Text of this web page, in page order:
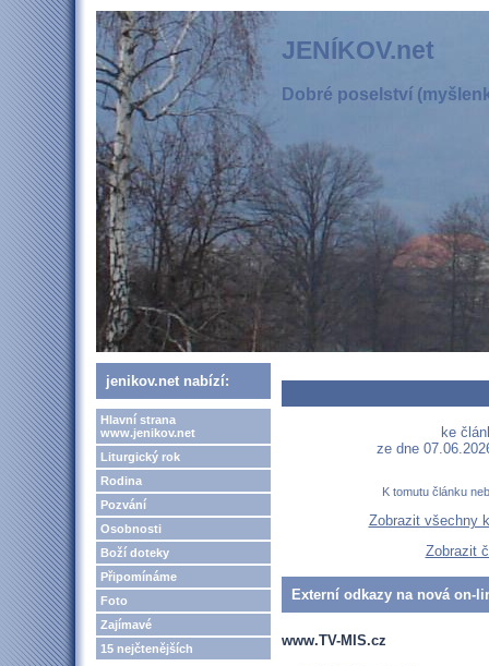
JENÍKOV.net
Dobré poselství
jenikov.net nabízí:
Hlavní strana
www.jenikov.net
Liturgický rok
Rodina
Pozvání
Osobnosti
Boží doteky
Připomínáme
Foto
Zajímavé
15 nejčtenějších
ke
ze dne
K tomutu článku
Zobrazit všechny
Zobrazit
Externí odkazy na nová on-
www.TV-MIS.cz